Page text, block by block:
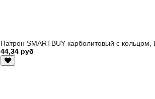
Патрон SMARTBUY карболитовый с
44,34 руб